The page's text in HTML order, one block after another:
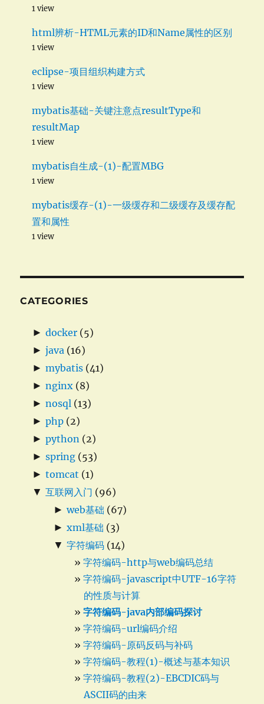
1 view
html辨析-HTML元素的ID和Name属性的区别
1 view
eclipse-项目组织构建方式
1 view
mybatis基础-关键注意点resultType和
resultMap
1 view
mybatis自生成-(1)-配置MBG
1 view
mybatis缓存-(1)-一级缓存和二级缓存及缓存配
置和属性
1 view
CATEGORIES
► docker (5)
► java (16)
► mybatis (41)
► nginx (8)
► nosql (13)
► php (2)
► python (2)
► spring (53)
► tomcat (1)
▼ 互联网入门 (96)
► web基础 (67)
► xml基础 (3)
▼ 字符编码 (14)
字符编码-http与web编码总结
字符编码-javascript中UTF-16字符
的性质与计算
字符编码-java内部编码探讨
字符编码-url编码介绍
字符编码-原码反码与补码
字符编码-教程(1)-概述与基本知识
字符编码-教程(2)-EBCDIC码与
ASCII码的由来